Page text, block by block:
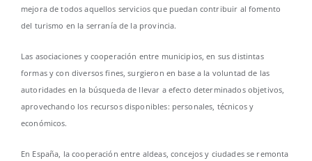
mejora de todos aquellos servicios que puedan contribuir al fomento
del turismo en la serranía de la provincia.
Las asociaciones y cooperación entre municipios, en sus distintas
formas y con diversos fines, surgieron en base a la voluntad de las
autoridades en la búsqueda de llevar a efecto determinados objetivos,
aprovechando los recursos disponibles: personales, técnicos y
económicos.
En España, la cooperación entre aldeas, concejos y ciudades se remonta